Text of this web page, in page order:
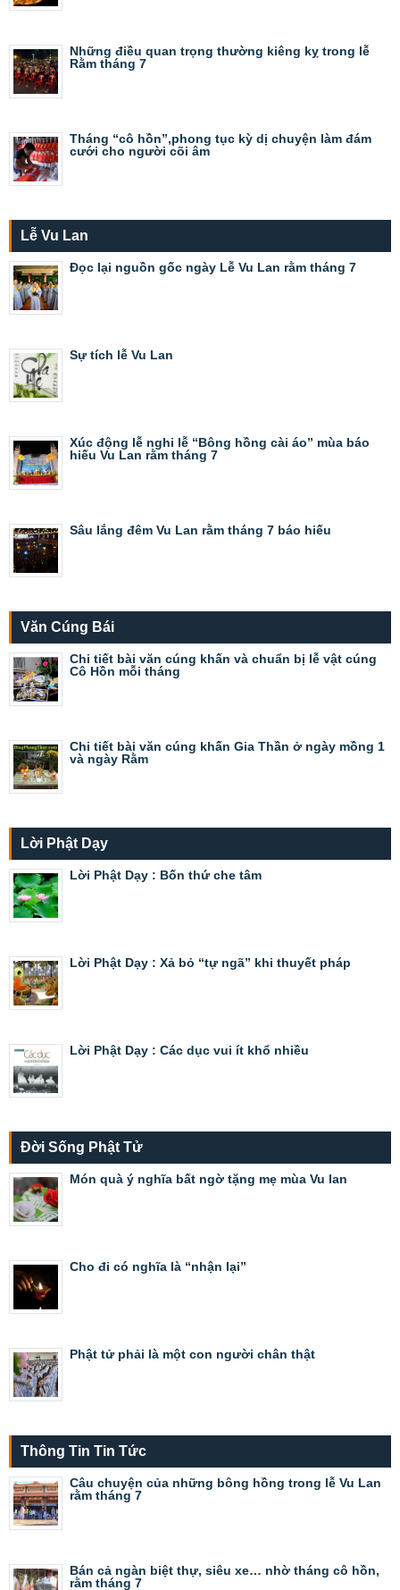
Những điều quan trọng thường kiêng kỵ trong lễ
Rằm tháng 7
Tháng “cô hồn”,phong tục kỳ dị chuyện làm đám
cưới cho người cõi âm
Lễ Vu Lan
Đọc lại nguồn gốc ngày Lễ Vu Lan rằm tháng 7
Sự tích lễ Vu Lan
Xúc động lễ nghi lễ “Bông hồng cài áo” mùa báo
hiếu Vu Lan rằm tháng 7
Sâu lắng đêm Vu Lan rằm tháng 7 báo hiếu
Văn Cúng Bái
Chi tiết bài văn cúng khấn và chuẩn bị lễ vật cúng
Cô Hồn mỗi tháng
Chi tiết bài văn cúng khấn Gia Thần ở ngày mồng 1
và ngày Rằm
Lời Phật Dạy
Lời Phật Dạy : Bốn thứ che tâm
Lời Phật Dạy : Xả bỏ “tự ngã” khi thuyết pháp
Lời Phật Dạy : Các dục vui ít khổ nhiều
Đời Sống Phật Tử
Món quà ý nghĩa bất ngờ tặng mẹ mùa Vu lan
Cho đi có nghĩa là “nhận lại”
Phật tử phải là một con người chân thật
Thông Tin Tin Tức
Câu chuyện của những bông hồng trong lễ Vu Lan
rằm tháng 7
Bán cả ngàn biệt thự, siêu xe… nhờ tháng cô hồn,
rằm tháng 7